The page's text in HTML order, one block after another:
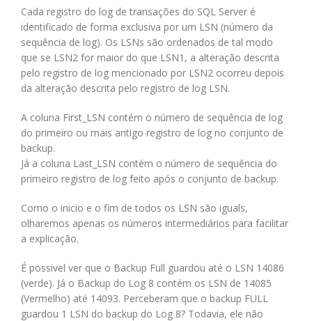
Cada registro do log de transações do SQL Server é
identificado de forma exclusiva por um LSN (número da
sequência de log). Os LSNs são ordenados de tal modo
que se LSN2 for maior do que LSN1, a alteração descrita
pelo registro de log mencionado por LSN2 ocorreu depois
da alteração descrita pelo registro de log LSN.
A coluna First_LSN contém o número de sequência de log
do primeiro ou mais antigo registro de log no conjunto de
backup.
Já a coluna Last_LSN contém o número de sequência do
primeiro registro de log feito após o conjunto de backup.
Como o inicio e o fim de todos os LSN são iguals,
olharemos apenas os números intermediários para facilitar
a explicação.
É possivel ver que o Backup Full guardou até o LSN 14086
(verde). Já o Backup do Log 8 contém os LSN de 14085
(Vermelho) até 14093. Perceberam que o backup FULL
guardou 1 LSN do backup do Log 8? Todavia, ele não